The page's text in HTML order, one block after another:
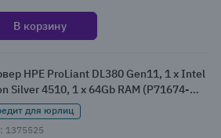
В корзину
HPE ProLiant DL380 Gen11, 1 x Intel
Silver 4510, 1 x 64Gb RAM (P71674-
для юрлиц
1375525